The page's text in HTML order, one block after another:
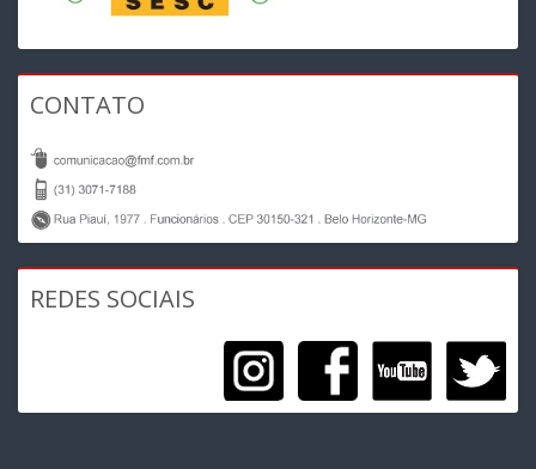
CONTATO
REDES SOCIAIS